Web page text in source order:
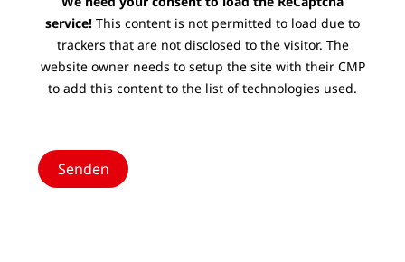
service! This content is not permitted to load due to
trackers that are not disclosed to the visitor. The
website owner needs to setup the site with their CMP
to add this content to the list of technologies used.
Senden